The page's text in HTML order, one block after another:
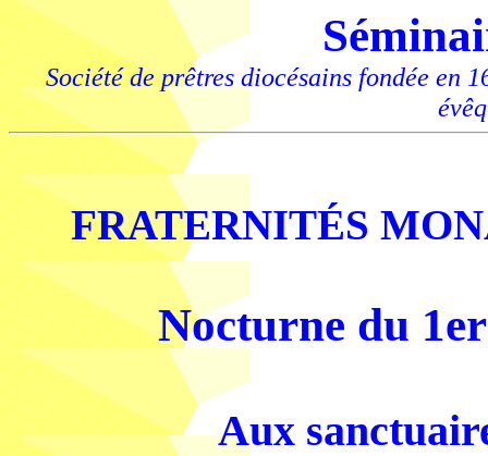
Société de prêtres diocésains fondée en
FRATERNITÉS
Nocturne du
Aux